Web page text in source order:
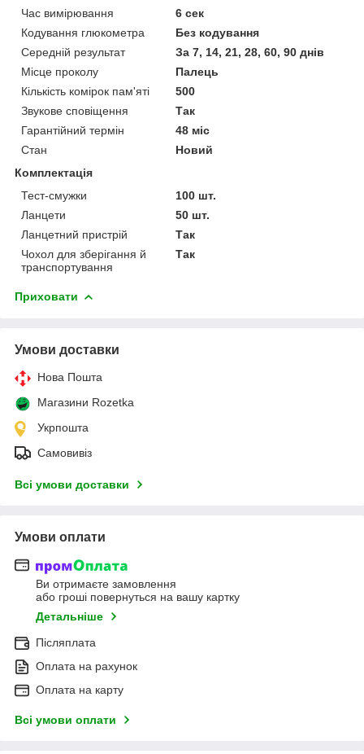
Час вимірювання
6 сек
Кодування глюкометра
Без кодування
Середній результат
За 7, 14, 21, 28, 60, 90 днів
Місце проколу
Палець
Кількість комірок пам'яті
500
Звукове сповіщення
Так
Гарантійний термін
48 міс
Стан
Новий
Комплектація
Тест-смужки
100 шт.
Ланцети
50 шт.
Ланцетний пристрій
Так
Чохол для зберігання й
транспортування
Так
Приховати
Умови доставки
Нова Пошта
Магазини Rozetka
Укрпошта
Самовивіз
Всі умови доставки
Умови оплати
Ви отримаєте замовлення
або гроші повернуться на вашу картку
Детальніше
Післяплата
Оплата на рахунок
Оплата на карту
Всі умови оплати